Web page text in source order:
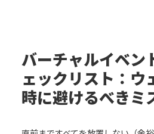
バーチャルイベン
ェックリスト：ウ
時に避けるべきミ